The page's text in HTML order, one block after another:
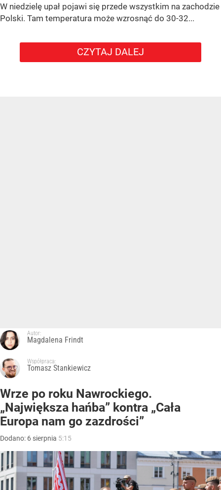
W niedzielę upał pojawi się przede wszystkim na zachodzie
Polski. Tam temperatura może wzrosnąć do 30-32...
CZYTAJ DALEJ
Autor:
Magdalena Frindt
Współpraca:
Tomasz Stankiewicz
Wrze po roku Nawrockiego.
„Największa hańba” kontra „Cała
Europa nam go zazdrości”
Dodano: 6 sierpnia 5:15